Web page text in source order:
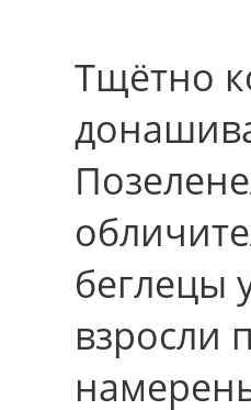
Тщётно
беглецы
взросли